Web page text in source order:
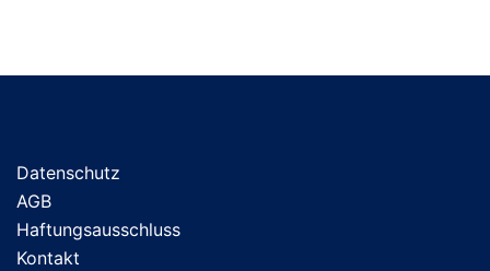
Datenschutz
AGB
Haftungsausschluss
Kontakt